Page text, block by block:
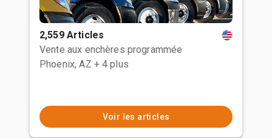
2,559 Articles
Vente aux enchères programmée
Phoenix, AZ + 4 plus
Voir les articles